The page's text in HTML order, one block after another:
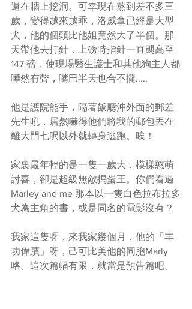
還在牆上挖洞。可幸現在熬到差不多三
歲，變得越來越乖，洛威拿已經是大型
犬，他的個頭比他姐竟然大了半個。那
天帶他去打針，上磅時指針一直颶高至
147 磅，使現場醫生護士和其他狗主人都
嘩然有聲，嘴巴半天也合不攏.....
他是護院能手，隔著飯廰沖外面的郵差
先生吼，居然嚇得他們將我的郵包丟在
離大門七呎以外就轉身逃跑。唉！
家裏最年輕的是一隻一歲大，模樣憨萌
討喜，卻是超級無敵搗蛋王。你們看過
Marley and me 那本以一隻白色拉布拉多
犬為主角的書，或是同名的電影沒有？
我家這隻呀，來我家幾個月，他的「丰
功偉蹟」呀，己可比美他的同胞Marly
咯。這次篇幅有限，就當是預告篇吧。